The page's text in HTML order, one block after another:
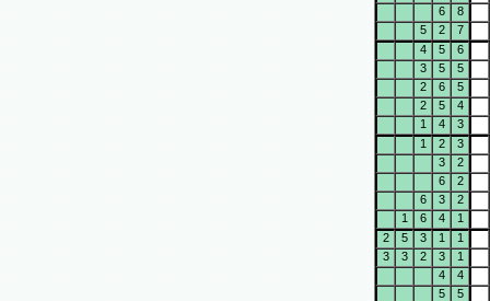
6
8
5
2
7
4
5
6
3
5
5
2
6
5
2
5
4
1
4
3
1
2
3
3
2
6
2
6
3
2
1
6 4
1
2
5 3 1
1
3
3 2 3
1
4
4
5
5